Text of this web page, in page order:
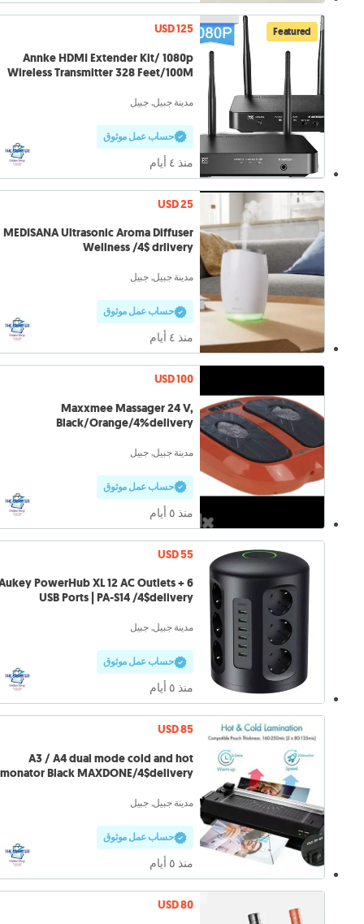
Featured
USD 125
Annke HDMI Extender Kit/ 1080p
Wireless Transmitter 328 Feet/100M
مدينة جبيل, جبيل
حساب عمل موثوق
منذ ٤ أيام
USD 25
MEDISANA Ultrasonic Aroma Diffuser
Wellness /4$ drlivery
مدينة جبيل, جبيل
حساب عمل موثوق
منذ ٤ أيام
USD 100
Maxxmee Massager 24 V,
Black/Orange/4%delivery
مدينة جبيل, جبيل
حساب عمل موثوق
منذ ٥ أيام
USD 55
PowerHub XL 12 AC Outlets + 6
USB Ports | PA-S14 /4$delivery
مدينة جبيل, جبيل
حساب عمل موثوق
منذ ٥ أيام
USD 85
A3 / A4 dual mode cold and hot
lamonator Black MAXDONE/4$delivery
مدينة جبيل, جبيل
حساب عمل موثوق
منذ ٥ أيام
USD 80